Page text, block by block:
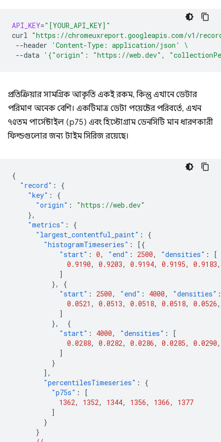
API_KEY="[YOUR_API_KEY]"
curl "https://chromeuxreport.googleapis.com/v1/
--header
'Content-Type: application/json'
\
--data '{"origin": "https://web.dev",
প্রতিক্রিয়ার সামগ্রিক আকৃতি একই রকম, কিন্তু এখানে ডেটার
পরিমাণ অনেক বেশি। একটিমাত্র ডেটা পয়েন্টের পরিবর্তে, এখন
৭৫তম পার্সেন্টাইল (p75) এবং হিস্টোগ্রাম ডেনসিটি মান ধারণকারী
ফিল্ডগুলোর জন্য টাইম সিরিজ রয়েছে।
{
"record" :
{
"key" :
{
"origin" :
"https://web.dev"
},
"metrics" :
{
"largest_contentful_paint" :
{
"histogramTimeseries" :
[{
"start" : 0, "end" : 2500, "densities" :
[
0.9190, 0.9203, 0.9194, 0.9195, 0.9183,
]
},
{
"start" : 2500, "end" : 4000, "densities" :
0.0521 , 0.0513, 0.0518, 0.0518, 0.0526,
]
},
{
"start" : 4000, "densities" :
[
0.0288, 0.0282, 0.0286, 0.0285, 0.0290,
]
}
],
"percentilesTimeseries" :
{
"p75s" :
[
1362, 1352, 1344, 1356, 1366,
1377
]
}
}